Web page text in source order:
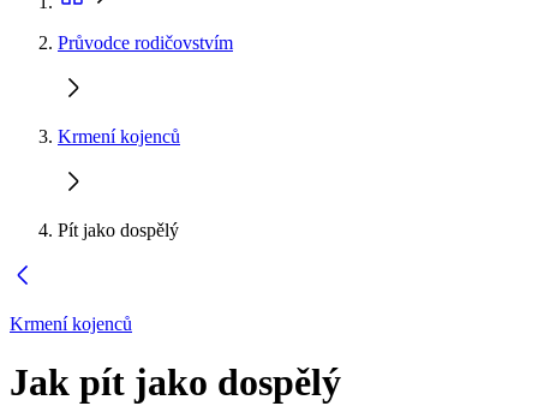
Průvodce rodičovstvím
Krmení kojenců
Pít jako dospělý
Krmení kojenců
Jak pít jako dospělý